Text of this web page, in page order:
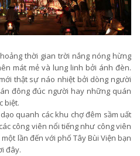
thời gian trời nắng nóng hừng
mát mẻ và lung linh bởi ánh đèn.
thật sự náo nhiệt bởi dòng người
đông đúc người hay những quán
biệt.
quanh các khu chợ đêm sầm uất
công viên nổi tiếng như công viên
lần đến với phố Tây Bùi Viện bạn
đây.